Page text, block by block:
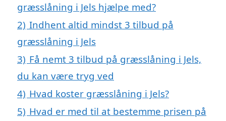
græsslåning i Jels hjælpe med?
2) Indhent altid mindst 3 tilbud på
græsslåning i Jels
3) Få nemt 3 tilbud på græsslåning i Jels,
du kan være tryg ved
4) Hvad koster græsslåning i Jels?
5) Hvad er med til at bestemme prisen på